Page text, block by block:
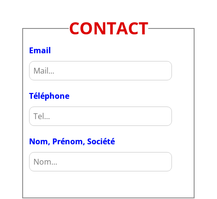
CONTACT
Email
Téléphone
Nom, Prénom, Société